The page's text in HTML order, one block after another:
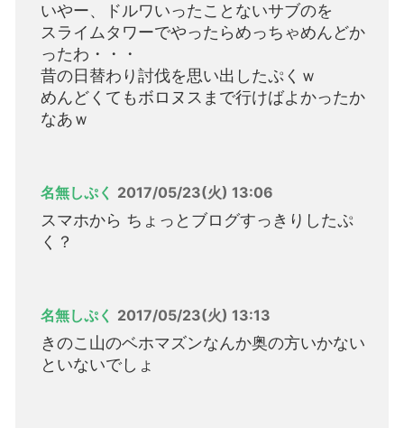
いやー、ドルワいったことないサブのを
スライムタワーでやったらめっちゃめんどか
ったわ・・・
昔の日替わり討伐を思い出したぷくｗ
めんどくてもボロヌスまで行けばよかったか
なあｗ
名無しぷく 2017/05/23(火) 13:06
スマホから ちょっとブログすっきりしたぷ
く？
名無しぷく 2017/05/23(火) 13:13
きのこ山のベホマズンなんか奥の方いかない
といないでしょ